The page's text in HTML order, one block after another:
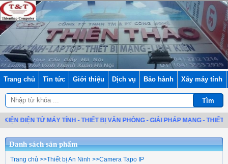
Trang chủ Tin tức Giới thiệu Dịch vụ Bảo hành Xây máy tính
TỬ MÁY TÍNH - THIẾT BỊ VĂN PHÒNG - GIẢI PHÁP MẠNG - THIẾT BỊ VIỄN
Danh sách sản phẩm
Trang chủ >>Thiết bị An Ninh >>Camera Tapo IP